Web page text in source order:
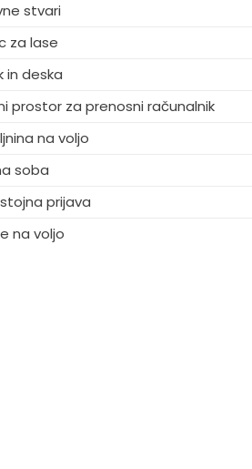
stvari
za lase
in deska
prostor za prenosni računalnik
na voljo
soba
prijava
na voljo